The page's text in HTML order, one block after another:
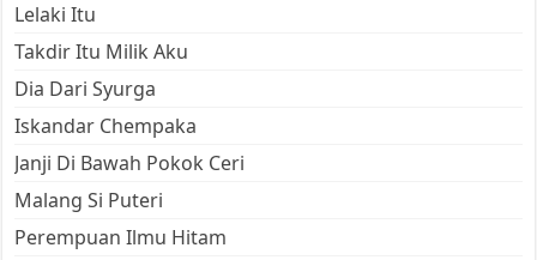
Lelaki Itu
Takdir Itu Milik Aku
Dia Dari Syurga
Iskandar Chempaka
Janji Di Bawah Pokok Ceri
Malang Si Puteri
Perempuan Ilmu Hitam